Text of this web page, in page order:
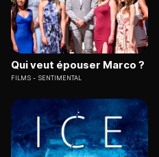
Qui veut épouser Marco ?
FILMS SENTIMENTAL